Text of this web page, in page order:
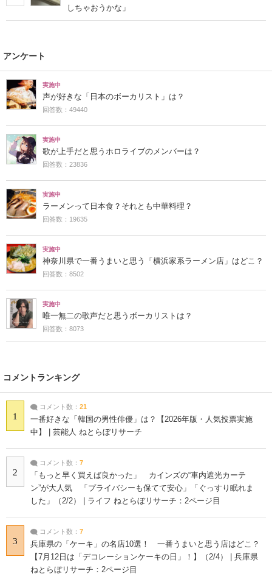
しちゃおうかな」
アンケート
実施中
声が好きな「日本のボーカリスト」は？
回答数：49440
実施中
歌が上手だと思うホロライブのメンバーは？
回答数：23836
実施中
ラーメンって日本食？それとも中華料理？
回答数：19635
実施中
神奈川県で一番うまいと思う「横浜家系ラーメン店」はどこ？
回答数：8502
実施中
唯一無二の歌声だと思うボーカリストは？
回答数：8073
コメントランキング
1
コメント数： 21
一番好きな「韓国の男性俳優」は？【2026年版・人気投票実施
中】 | 芸能人 ねとらぼリサーチ
2
コメント数： 7
「もっと早く買えば良かった」 カインズの“車内遮光カーテ
ン”が大人気 「プライバシーも保てて安心」「ぐっすり眠れま
した」（2/2） | ライフ ねとらぼリサーチ：2ページ目
3
コメント数： 7
兵庫県の「ケーキ」の名店10選！ 一番うまいと思う店はどこ？
【7月12日は「デコレーションケーキの日」！】（2/4） | 兵庫県
ねとらぼリサーチ：2ページ目